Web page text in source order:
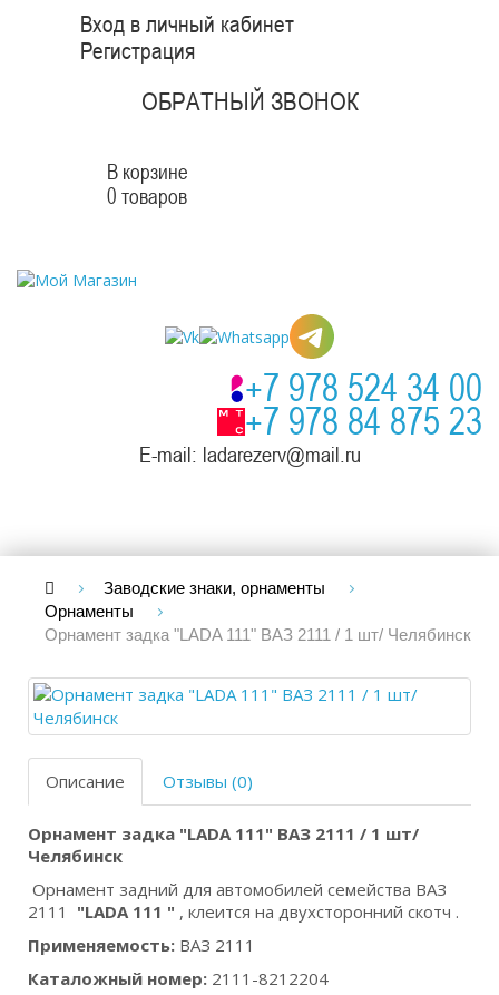
Вход в личный кабинет
Регистрация
ОБРАТНЫЙ ЗВОНОК
В корзине
0 товаров
+7 978 524 34 00
+7 978 84 875 23
E-mail: ladarezerv@mail.ru
Заводские знаки, орнаменты
Орнаменты
Орнамент задка "LADA 111" ВАЗ 2111 / 1 шт/ Челябинск
Описание Отзывы (0)
Орнамент задка "LADA 111" ВАЗ 2111 / 1 шт/
Челябинск
Орнамент задний для автомобилей семейства ВАЗ
2111 "LADA 111 " , клеится на двухсторонний скотч .
Применяемость: ВАЗ 2111
Каталожный номер: 2111-8212204